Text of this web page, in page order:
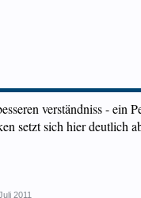
verständniss - ein
setzt sich hier deutlich
2011